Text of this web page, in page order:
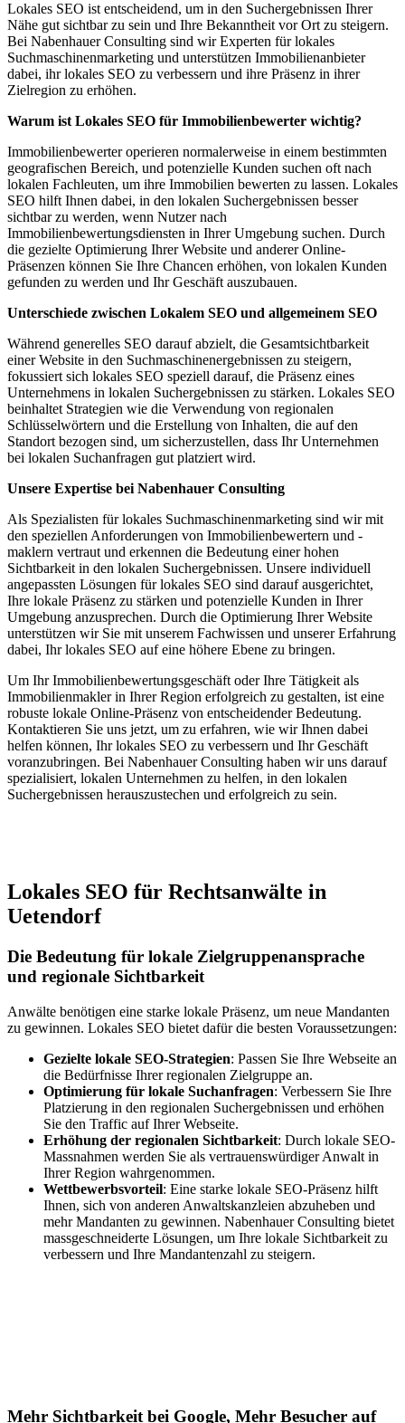
Lokales SEO ist entscheidend, um in den Suchergebnissen Ihrer
Nähe gut sichtbar zu sein und Ihre Bekanntheit vor Ort zu steigern.
Bei Nabenhauer Consulting sind wir Experten für lokales
Suchmaschinenmarketing und unterstützen Immobilienanbieter
dabei, ihr lokales SEO zu verbessern und ihre Präsenz in ihrer
Zielregion zu erhöhen.
Warum ist Lokales SEO für Immobilienbewerter wichtig?
Immobilienbewerter operieren normalerweise in einem bestimmten
geografischen Bereich, und potenzielle Kunden suchen oft nach
lokalen Fachleuten, um ihre Immobilien bewerten zu lassen. Lokales
SEO hilft Ihnen dabei, in den lokalen Suchergebnissen besser
sichtbar zu werden, wenn Nutzer nach
Immobilienbewertungsdiensten in Ihrer Umgebung suchen. Durch
die gezielte Optimierung Ihrer Website und anderer Online-
Präsenzen können Sie Ihre Chancen erhöhen, von lokalen Kunden
gefunden zu werden und Ihr Geschäft auszubauen.
Unterschiede zwischen Lokalem SEO und allgemeinem SEO
Während generelles SEO darauf abzielt, die Gesamtsichtbarkeit
einer Website in den Suchmaschinenergebnissen zu steigern,
fokussiert sich lokales SEO speziell darauf, die Präsenz eines
Unternehmens in lokalen Suchergebnissen zu stärken. Lokales SEO
beinhaltet Strategien wie die Verwendung von regionalen
Schlüsselwörtern und die Erstellung von Inhalten, die auf den
Standort bezogen sind, um sicherzustellen, dass Ihr Unternehmen
bei lokalen Suchanfragen gut platziert wird.
Unsere Expertise bei Nabenhauer Consulting
Als Spezialisten für lokales Suchmaschinenmarketing sind wir mit
den speziellen Anforderungen von Immobilienbewertern und -
maklern vertraut und erkennen die Bedeutung einer hohen
Sichtbarkeit in den lokalen Suchergebnissen. Unsere individuell
angepassten Lösungen für lokales SEO sind darauf ausgerichtet,
Ihre lokale Präsenz zu stärken und potenzielle Kunden in Ihrer
Umgebung anzusprechen. Durch die Optimierung Ihrer Website
unterstützen wir Sie mit unserem Fachwissen und unserer Erfahrung
dabei, Ihr lokales SEO auf eine höhere Ebene zu bringen.
Um Ihr Immobilienbewertungsgeschäft oder Ihre Tätigkeit als
Immobilienmakler in Ihrer Region erfolgreich zu gestalten, ist eine
robuste lokale Online-Präsenz von entscheidender Bedeutung.
Kontaktieren Sie uns jetzt, um zu erfahren, wie wir Ihnen dabei
helfen können, Ihr lokales SEO zu verbessern und Ihr Geschäft
voranzubringen. Bei Nabenhauer Consulting haben wir uns darauf
spezialisiert, lokalen Unternehmen zu helfen, in den lokalen
Suchergebnissen herauszustechen und erfolgreich zu sein.
Lokales SEO für Rechtsanwälte in
Uetendorf
Die Bedeutung für lokale Zielgruppenansprache
und regionale Sichtbarkeit
Anwälte benötigen eine starke lokale Präsenz, um neue Mandanten
zu gewinnen. Lokales SEO bietet dafür die besten Voraussetzungen:
Gezielte lokale SEO-Strategien: Passen Sie Ihre Webseite an
die Bedürfnisse Ihrer regionalen Zielgruppe an.
Optimierung für lokale Suchanfragen: Verbessern Sie Ihre
Platzierung in den regionalen Suchergebnissen und erhöhen
Sie den Traffic auf Ihrer Webseite.
Erhöhung der regionalen Sichtbarkeit: Durch lokale SEO-
Massnahmen werden Sie als vertrauenswürdiger Anwalt in
Ihrer Region wahrgenommen.
Wettbewerbsvorteil: Eine starke lokale SEO-Präsenz hilft
Ihnen, sich von anderen Anwaltskanzleien abzuheben und
mehr Mandanten zu gewinnen. Nabenhauer Consulting bietet
massgeschneiderte Lösungen, um Ihre lokale Sichtbarkeit zu
verbessern und Ihre Mandantenzahl zu steigern.
Mehr Sichtbarkeit bei Google, Mehr Besucher auf